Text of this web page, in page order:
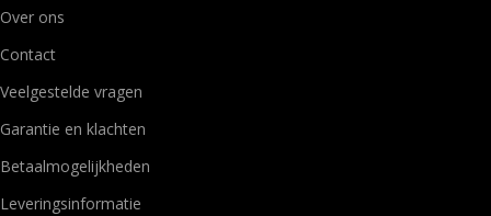
Over ons
Contact
Veelgestelde vragen
Garantie en klachten
Betaalmogelijkheden
Leveringsinformatie